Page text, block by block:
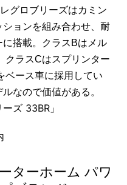
グロブリーズはカミン
ョンを組み合わせ、耐
搭載。クラスBはメル
クラスCはスプリンター
ベース車に採用してい
なので価値がある。
ズ 33BR」
ターホーム パワ